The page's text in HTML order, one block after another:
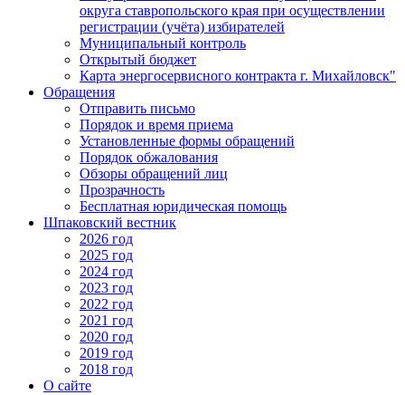
округа ставропольского края при осуществлении
регистрации (учёта) избирателей
Муниципальный контроль
Открытый бюджет
Карта энергосервисного контракта г. Михайловск"
Обращения
Отправить письмо
Порядок и время приема
Установленные формы обращений
Порядок обжалования
Обзоры обращений лиц
Прозрачность
Бесплатная юридическая помощь
Шпаковский вестник
2026 год
2025 год
2024 год
2023 год
2022 год
2021 год
2020 год
2019 год
2018 год
О сайте